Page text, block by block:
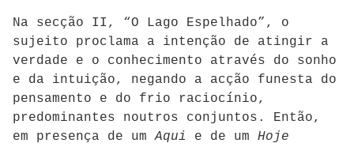
Na secção II, “O Lago Espelhado”, o
sujeito proclama a intenção de atingir a
verdade e o conhecimento através do sonho
e da intuição, negando a acção funesta do
pensamento e do frio raciocínio,
predominantes noutros conjuntos. Então,
em presença de umAqui e de um Hoje